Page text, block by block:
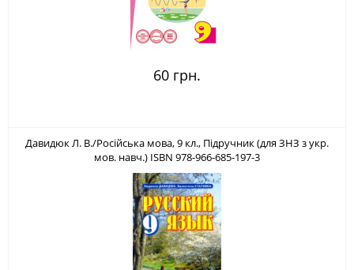
60 грн.
Давидюк Л. В./Російська мова, 9 кл., Підручник (для ЗНЗ з укр.
мов. навч.) ISBN 978-966-685-197-3